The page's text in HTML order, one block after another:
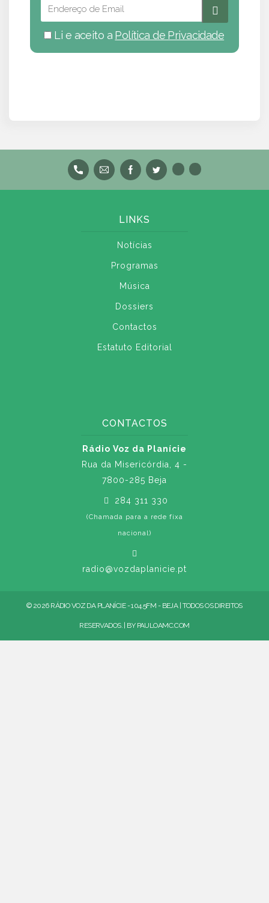
Li e aceito a Política de Privacidade
LINKS
Notícias
Programas
Música
Dossiers
Contactos
Estatuto Editorial
CONTACTOS
Rádio Voz da Planície
Rua da Misericórdia, 4 -
7800-285 Beja
284 311 330
(Chamada para a rede fixa
nacional)
radio@vozdaplanicie.pt
© 2026 RÁDIO VOZ DA PLANÍCIE - 104.5FM - BEJA | TODOS OS DIREITOS
RESERVADOS. | BY PAULOAMC.COM